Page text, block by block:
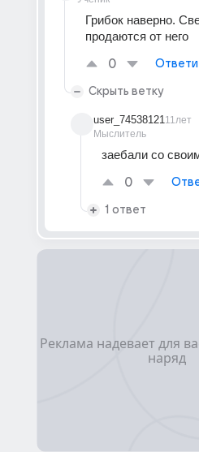
Грибок наверно.
продаются от него
0
Скрыть ветку
user_74538121
Мыслитель
11лет
заебали со
0
1 ответ